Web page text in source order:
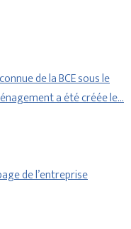
de la BCE sous le
a été créée le…
de l’entreprise